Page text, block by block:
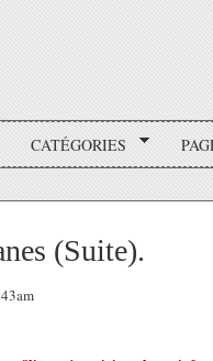
CATÉGORIES
(Suite).